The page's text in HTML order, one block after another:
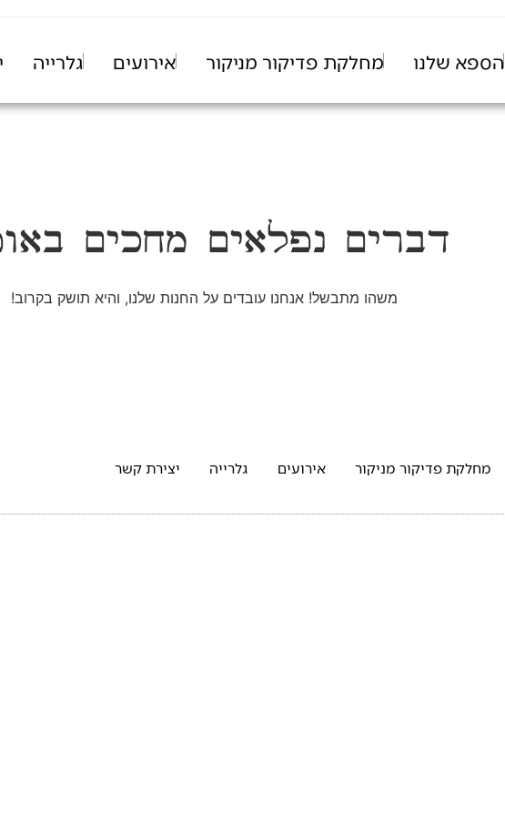
הספא שלנו מחלקת פדיקור מניקור אירועים גלרייה
דברים נפלאים מחכים
משהו מתבשל! אנחנו עובדים על החנות שלנו, והיא תושק בקרוב!
מחלקת פדיקור מניקור אירועים גלרייה יצירת קשר